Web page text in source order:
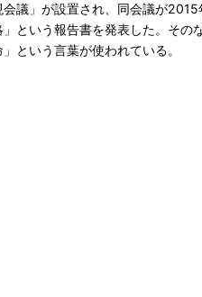
会議」が設置され、同会議が
」という報告書を発表した。その
」という言葉が使われている。